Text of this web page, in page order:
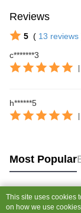
Reviews
5 ( 13 reviews
c*******3
h******5
Most Popular
Popular Tags
This site uses cookies
on how we use